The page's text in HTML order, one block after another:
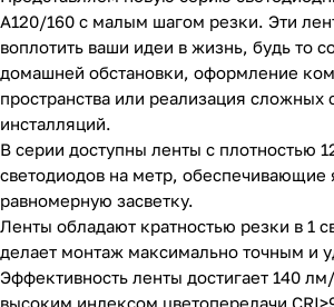
A120/160 с малым шагом резки. Эти
воплотить ваши идеи в жизнь, будь то
домашней обстановки, оформление
пространства или реализация сложных
инсталляций.
В серии доступны ленты с плотностью
светодиодов на метр, обеспечивающие
равномерную засветку.
Ленты обладают кратностью резки в 1
делает монтаж максимально точным и
Эффективность ленты достигает 140
высоким индексом цветопередачи